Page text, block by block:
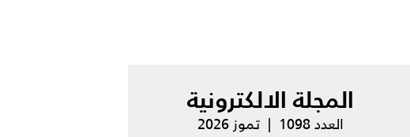
المجلة الالكترونية
العدد 1098 | تموز 2026